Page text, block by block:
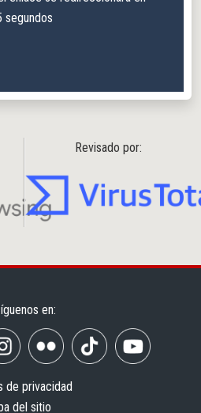
segundos
Revisado por:
en:
de privacidad
del sitio